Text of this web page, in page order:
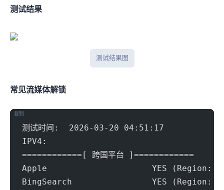
IPlark测试结果
iplark测试结果图
常见流媒体解锁
测试时间:  2026-03-20 04:51:17
IPV4:
============[ 跨国平台 ]============
Apple                     YES (Region:
BingSearch                YES (Region:
复制